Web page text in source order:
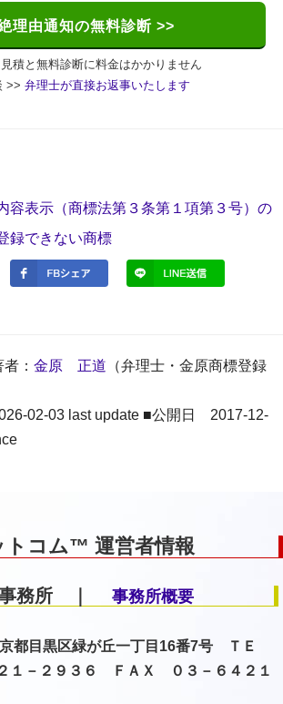
理由通知の無料診断 >>
見積と無料診断に料金はかかりません
>> 弁理士が直接お返事いたします
容表示（商標法第３条第１項第３号）の
録できない商標
： 金原 正道 （弁理士・金原商標登録
02-03 last update ■公開日 2017-12-
トコム™ 運営者情報
事務所 ｜ 事務所概要
都目黒区緑が丘一丁目16番7号 ＴＥ
１－２９３６ ＦＡＸ ０３－６４２１